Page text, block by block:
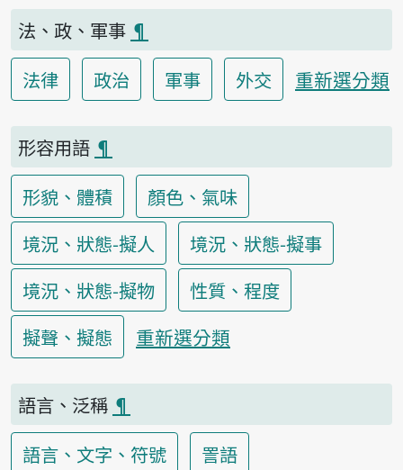
法、政、軍事 ¶
法律
政治 軍事 外交 重新選分類
形容用語 ¶
形貌、體積
顏色、氣味
境況、狀態-擬人
境況、狀態-擬事
境況、狀態-擬物
性質、程度
擬聲、擬態
重新選分類
語言、泛稱 ¶
語言、文字、符號
詈語